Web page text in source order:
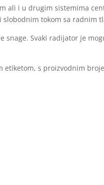
ali i u drugim sistemima
tokom sa radnim
Svaki radijator je
etiketom, s proizvodnim